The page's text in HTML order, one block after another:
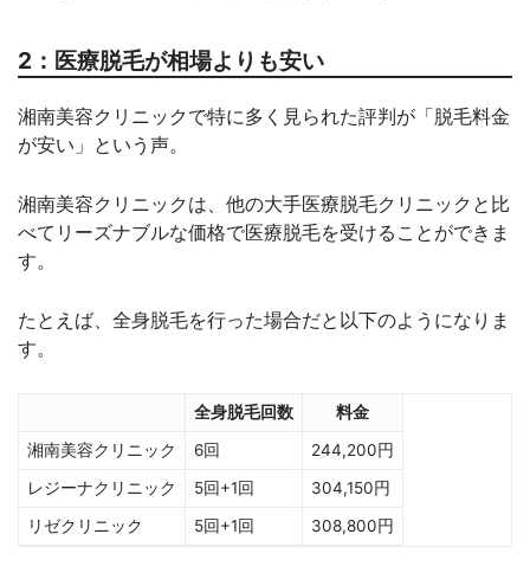
2：医療脱毛が相場よりも安い
湘南美容クリニックで特に多く見られた評判が「脱毛料金
が安い」という声。
湘南美容クリニックは、他の大手医療脱毛クリニックと比
べてリーズナブルな価格で医療脱毛を受けることができま
す。
たとえば、全身脱毛を行った場合だと以下のようになりま
す。
全身脱毛回数
料金
湘南美容クリニック
6回
244,200円
レジーナクリニック
5回+1回
304,150円
リゼクリニック
5回+1回 308,800円